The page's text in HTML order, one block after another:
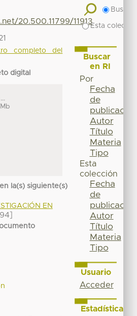
20.500.11799/11913
completo del
digital
la(s) siguiente(s)
EN
Buscar
Esta
Buscar
en RI
Por
Fecha
de
publicación
Autor
Título
Materia
Tipo
Esta
colección
Fecha
de
publicación
Autor
Título
Materia
Tipo
Usuario
Acceder
Estadísticas